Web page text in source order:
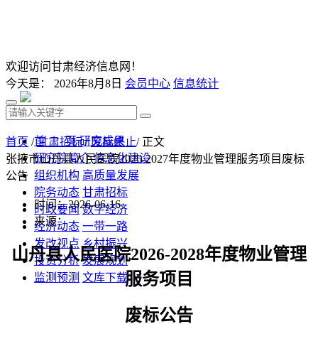
欢迎访问甘肃经济信息网！
今天是： 2026年8月8日 会员中心 信息统计
首 页 研究成果
研究院简介 信息化建设
组织机构 高质量发展
院务动态 甘肃招标
时政要闻 数字经济
经济动态 一带一路
发改视点 乡村振兴
投资分析 发展规划
监测预测 文库下载
首页 /甘肃招标/废标终止/ 正文
张掖市山丹县人民医院2026-2027年度物业管理服务项目废标
公告
时间：2026-06-16
来源：
山丹县人民医院2026-2028年度物业管理
服务项目
废标公告